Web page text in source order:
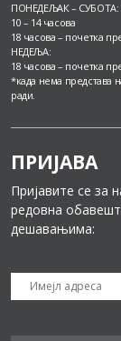
ПОНЕДЕЉАК – СУБОТА:
10 – 14 часова
18 часова – почетка
НЕДЕЉА:
18 часова – почетка
*када нема представа
ради.
ПРИЈАВА
Пријавите се за
редовна
дешавањима: